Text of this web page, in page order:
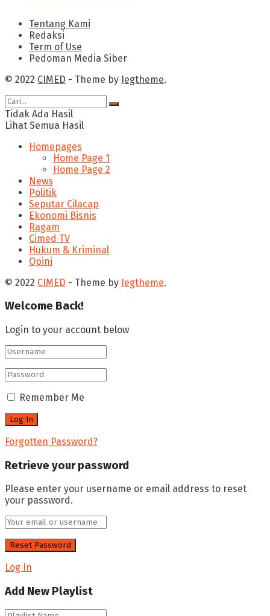
Tentang Kami
Redaksi
Term of Use
Pedoman Media Siber
© 2022 CIMED - Theme by Jegtheme.
Tidak Ada Hasil
Lihat Semua Hasil
Homepages
Home Page 1
Home Page 2
News
Politik
Seputar Cilacap
Ekonomi Bisnis
Ragam
Cimed TV
Hukum & Kriminal
Opini
© 2022 CIMED - Theme by Jegtheme.
Welcome Back!
Login to your account below
Remember Me
Forgotten Password?
Retrieve your password
Please enter your username or email address to reset
your password.
Log In
Add New Playlist